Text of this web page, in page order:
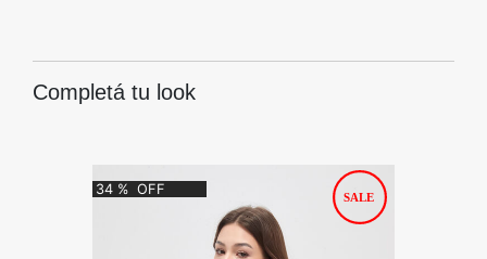
Completá tu look
34 % OFF